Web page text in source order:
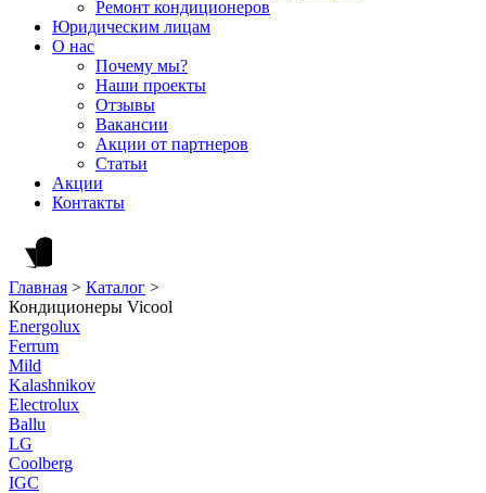
Ремонт кондиционеров
Юридическим лицам
О нас
Почему мы?
Наши проекты
Отзывы
Вакансии
Акции от партнеров
Статьи
Акции
Контакты
Главная > Каталог >
Кондиционеры Vicool
Energolux
Ferrum
Mild
Kalashnikov
Electrolux
Ballu
LG
Coolberg
IGC